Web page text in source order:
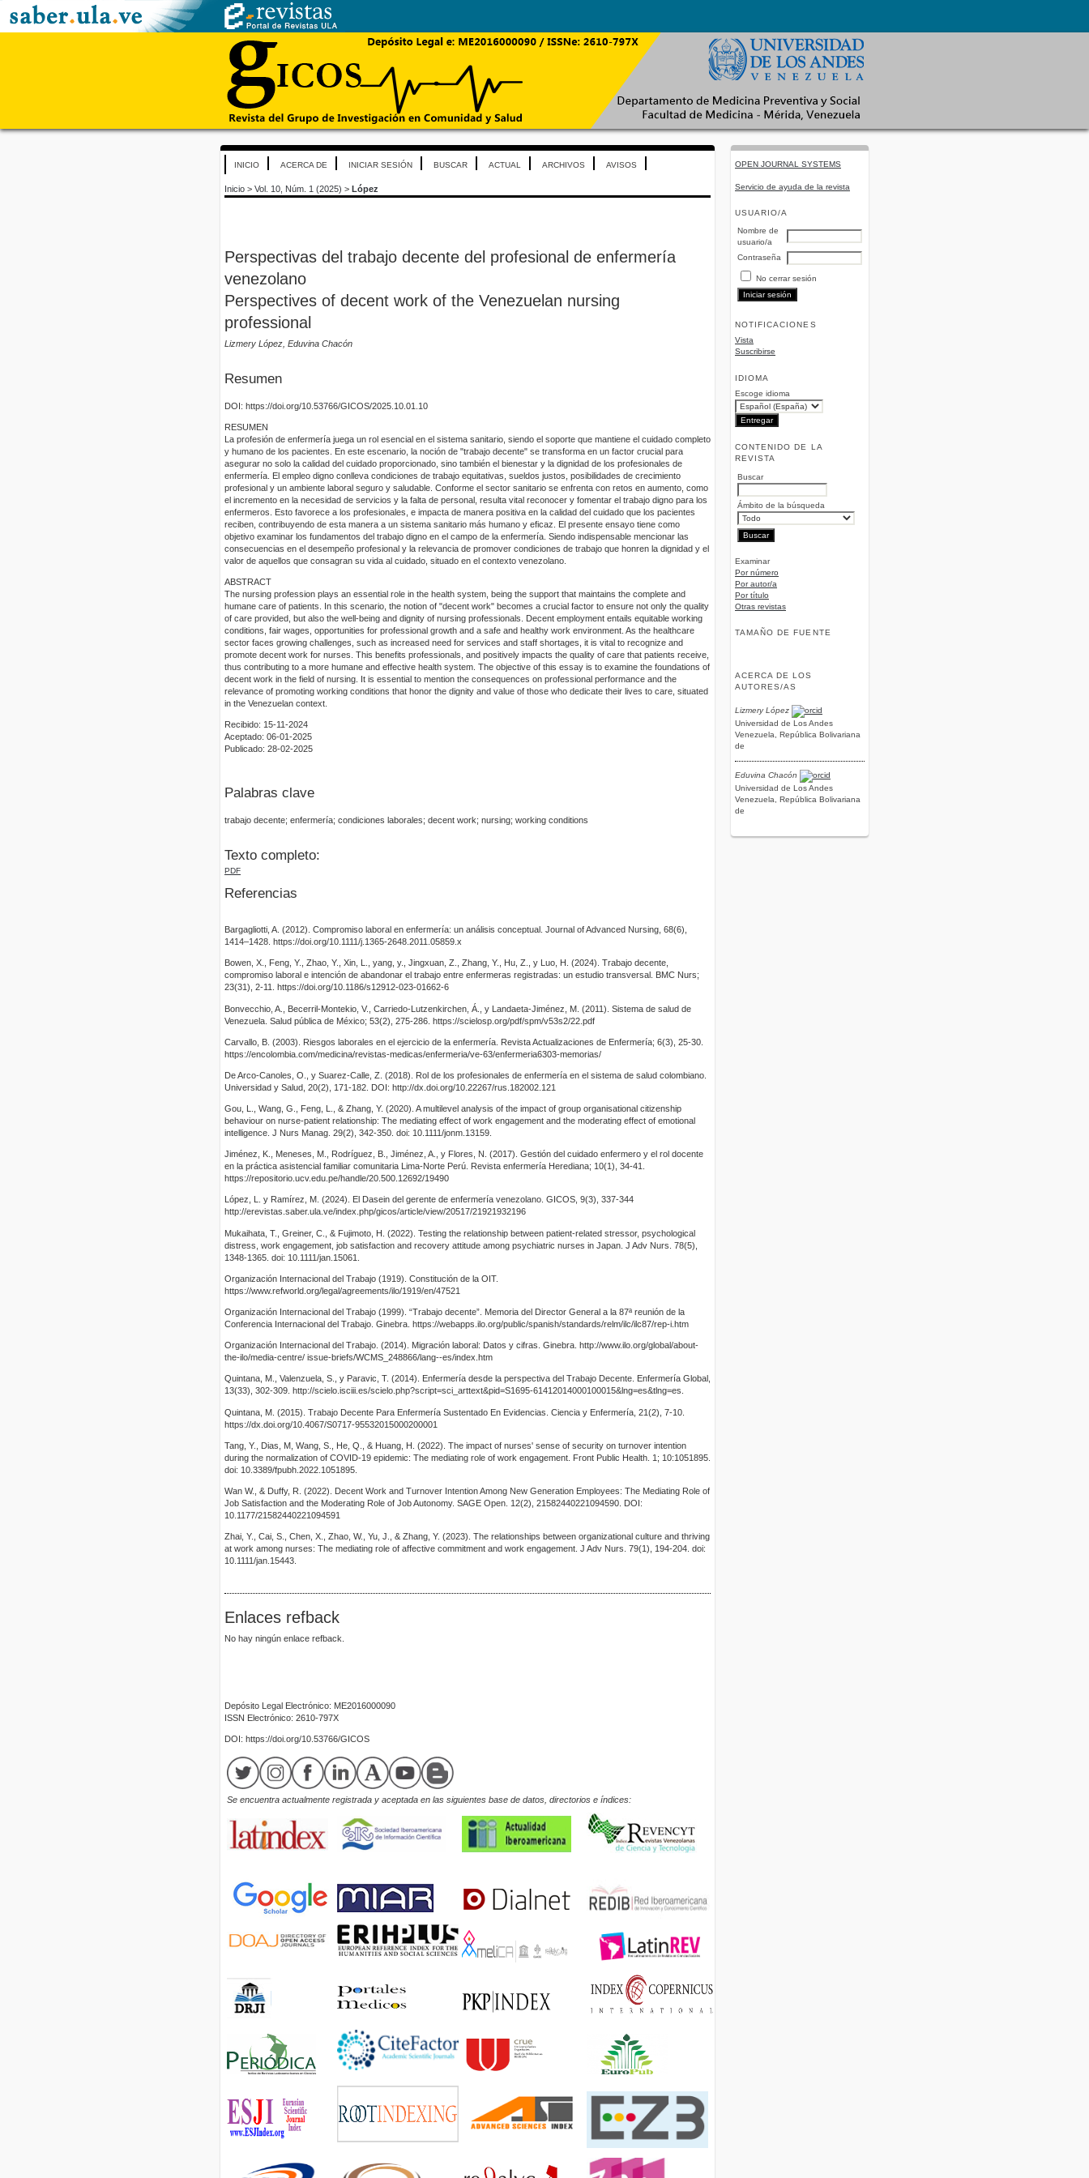
OPEN JOURNAL SYSTEMS
Servicio de ayuda de la revista
USUARIO/A
Nombre de
usuario/a
Contraseña
No cerrar sesión
NOTIFICACIONES
Vista
Suscribirse
IDIOMA
Escoge idioma
CONTENIDO DE LA
REVISTA
Buscar
Ámbito de la búsqueda
Examinar
Por número
Por autor/a
Por título
Otras revistas
TAMAÑO DE FUENTE
ACERCA DE LOS
AUTORES/AS
Lizmery López
Universidad de Los Andes
Venezuela, República Bolivariana
de
Eduvina Chacón
Universidad de Los Andes
Venezuela, República Bolivariana
de
INICIO ACERCA DE INICIAR SESIÓN BUSCAR ACTUAL ARCHIVOS AVISOS
Inicio > Vol. 10, Núm. 1 (2025) > López
Perspectivas del trabajo decente del profesional de enfermería
venezolano
Perspectives of decent work of the Venezuelan nursing
professional
Lizmery López, Eduvina Chacón
Resumen
DOI: https://doi.org/10.53766/GICOS/2025.10.01.10
RESUMEN
La profesión de enfermería juega un rol esencial en el sistema sanitario, siendo el soporte que mantiene el cuidado completo
y humano de los pacientes. En este escenario, la noción de "trabajo decente" se transforma en un factor crucial para
asegurar no solo la calidad del cuidado proporcionado, sino también el bienestar y la dignidad de los profesionales de
enfermería. El empleo digno conlleva condiciones de trabajo equitativas, sueldos justos, posibilidades de crecimiento
profesional y un ambiente laboral seguro y saludable. Conforme el sector sanitario se enfrenta con retos en aumento, como
el incremento en la necesidad de servicios y la falta de personal, resulta vital reconocer y fomentar el trabajo digno para los
enfermeros. Esto favorece a los profesionales, e impacta de manera positiva en la calidad del cuidado que los pacientes
reciben, contribuyendo de esta manera a un sistema sanitario más humano y eficaz. El presente ensayo tiene como
objetivo examinar los fundamentos del trabajo digno en el campo de la enfermería. Siendo indispensable mencionar las
consecuencias en el desempeño profesional y la relevancia de promover condiciones de trabajo que honren la dignidad y el
valor de aquellos que consagran su vida al cuidado, situado en el contexto venezolano.
ABSTRACT
The nursing profession plays an essential role in the health system, being the support that maintains the complete and
humane care of patients. In this scenario, the notion of "decent work" becomes a crucial factor to ensure not only the quality
of care provided, but also the well-being and dignity of nursing professionals. Decent employment entails equitable working
conditions, fair wages, opportunities for professional growth and a safe and healthy work environment. As the healthcare
sector faces growing challenges, such as increased need for services and staff shortages, it is vital to recognize and
promote decent work for nurses. This benefits professionals, and positively impacts the quality of care that patients receive,
thus contributing to a more humane and effective health system. The objective of this essay is to examine the foundations of
decent work in the field of nursing. It is essential to mention the consequences on professional performance and the
relevance of promoting working conditions that honor the dignity and value of those who dedicate their lives to care, situated
in the Venezuelan context.
Recibido: 15-11-2024
Aceptado: 06-01-2025
Publicado: 28-02-2025
Palabras clave
trabajo decente; enfermería; condiciones laborales; decent work; nursing; working conditions
Texto completo:
PDF
Referencias
Bargagliotti, A. (2012). Compromiso laboral en enfermería: un análisis conceptual. Journal of Advanced Nursing, 68(6),
1414–1428. https://doi.org/10.1111/j.1365-2648.2011.05859.x
Bowen, X., Feng, Y., Zhao, Y., Xin, L., yang, y., Jingxuan, Z., Zhang, Y., Hu, Z., y Luo, H. (2024). Trabajo decente,
compromiso laboral e intención de abandonar el trabajo entre enfermeras registradas: un estudio transversal. BMC Nurs;
23(31), 2-11. https://doi.org/10.1186/s12912-023-01662-6
Bonvecchio, A., Becerril-Montekio, V., Carriedo-Lutzenkirchen, Á., y Landaeta-Jiménez, M. (2011). Sistema de salud de
Venezuela. Salud pública de México; 53(2), 275-286. https://scielosp.org/pdf/spm/v53s2/22.pdf
Carvallo, B. (2003). Riesgos laborales en el ejercicio de la enfermería. Revista Actualizaciones de Enfermería; 6(3), 25-30.
https://encolombia.com/medicina/revistas-medicas/enfermeria/ve-63/enfermeria6303-memorias/
De Arco-Canoles, O., y Suarez-Calle, Z. (2018). Rol de los profesionales de enfermería en el sistema de salud colombiano.
Universidad y Salud, 20(2), 171-182. DOI: http://dx.doi.org/10.22267/rus.182002.121
Gou, L., Wang, G., Feng, L., & Zhang, Y. (2020). A multilevel analysis of the impact of group organisational citizenship
behaviour on nurse-patient relationship: The mediating effect of work engagement and the moderating effect of emotional
intelligence. J Nurs Manag. 29(2), 342-350. doi: 10.1111/jonm.13159.
Jiménez, K., Meneses, M., Rodríguez, B., Jiménez, A., y Flores, N. (2017). Gestión del cuidado enfermero y el rol docente
en la práctica asistencial familiar comunitaria Lima-Norte Perú. Revista enfermería Herediana; 10(1), 34-41.
https://repositorio.ucv.edu.pe/handle/20.500.12692/19490
López, L. y Ramírez, M. (2024). El Dasein del gerente de enfermería venezolano. GICOS, 9(3), 337-344
http://erevistas.saber.ula.ve/index.php/gicos/article/view/20517/21921932196
Mukaihata, T., Greiner, C., & Fujimoto, H. (2022). Testing the relationship between patient-related stressor, psychological
distress, work engagement, job satisfaction and recovery attitude among psychiatric nurses in Japan. J Adv Nurs. 78(5),
1348-1365. doi: 10.1111/jan.15061.
Organización Internacional del Trabajo (1919). Constitución de la OIT.
https://www.refworld.org/legal/agreements/ilo/1919/en/47521
Organización Internacional del Trabajo (1999). “Trabajo decente”. Memoria del Director General a la 87ª reunión de la
Conferencia Internacional del Trabajo. Ginebra. https://webapps.ilo.org/public/spanish/standards/relm/ilc/ilc87/rep-i.htm
Organización Internacional del Trabajo. (2014). Migración laboral: Datos y cifras. Ginebra. http://www.ilo.org/global/about-
the-ilo/media-centre/ issue-briefs/WCMS_248866/lang--es/index.htm
Quintana, M., Valenzuela, S., y Paravic, T. (2014). Enfermería desde la perspectiva del Trabajo Decente. Enfermería Global,
13(33), 302-309. http://scielo.isciii.es/scielo.php?script=sci_arttext&pid=S1695-61412014000100015&lng=es&tlng=es.
Quintana, M. (2015). Trabajo Decente Para Enfermería Sustentado En Evidencias. Ciencia y Enfermería, 21(2), 7-10.
https://dx.doi.org/10.4067/S0717-95532015000200001
Tang, Y., Dias, M, Wang, S., He, Q., & Huang, H. (2022). The impact of nurses' sense of security on turnover intention
during the normalization of COVID-19 epidemic: The mediating role of work engagement. Front Public Health. 1; 10:1051895.
doi: 10.3389/fpubh.2022.1051895.
Wan W., & Duffy, R. (2022). Decent Work and Turnover Intention Among New Generation Employees: The Mediating Role of
Job Satisfaction and the Moderating Role of Job Autonomy. SAGE Open. 12(2), 21582440221094590. DOI:
10.1177/21582440221094591
Zhai, Y., Cai, S., Chen, X., Zhao, W., Yu, J., & Zhang, Y. (2023). The relationships between organizational culture and thriving
at work among nurses: The mediating role of affective commitment and work engagement. J Adv Nurs. 79(1), 194-204. doi:
10.1111/jan.15443.
Enlaces refback
No hay ningún enlace refback.
Depósito Legal Electrónico: ME2016000090
ISSN Electrónico: 2610-797X
DOI: https://doi.org/10.53766/GICOS
Se encuentra actualmente registrada y aceptada en las siguientes base de datos, directorios e índices: